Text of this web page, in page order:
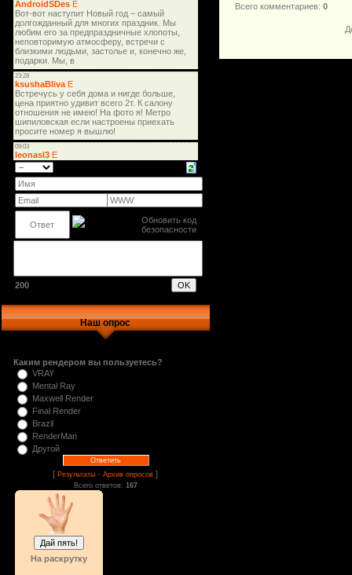
200
Наш опрос
Каким рендером вы пользуетесь?
VRAY
Mental Ray
Maxwell Render
Final Render
Brazil
RenderMan
Другой
[Результаты ·Архив опросов ]
Всего ответов: 167
На раскрутку
Всего комментариев: 0